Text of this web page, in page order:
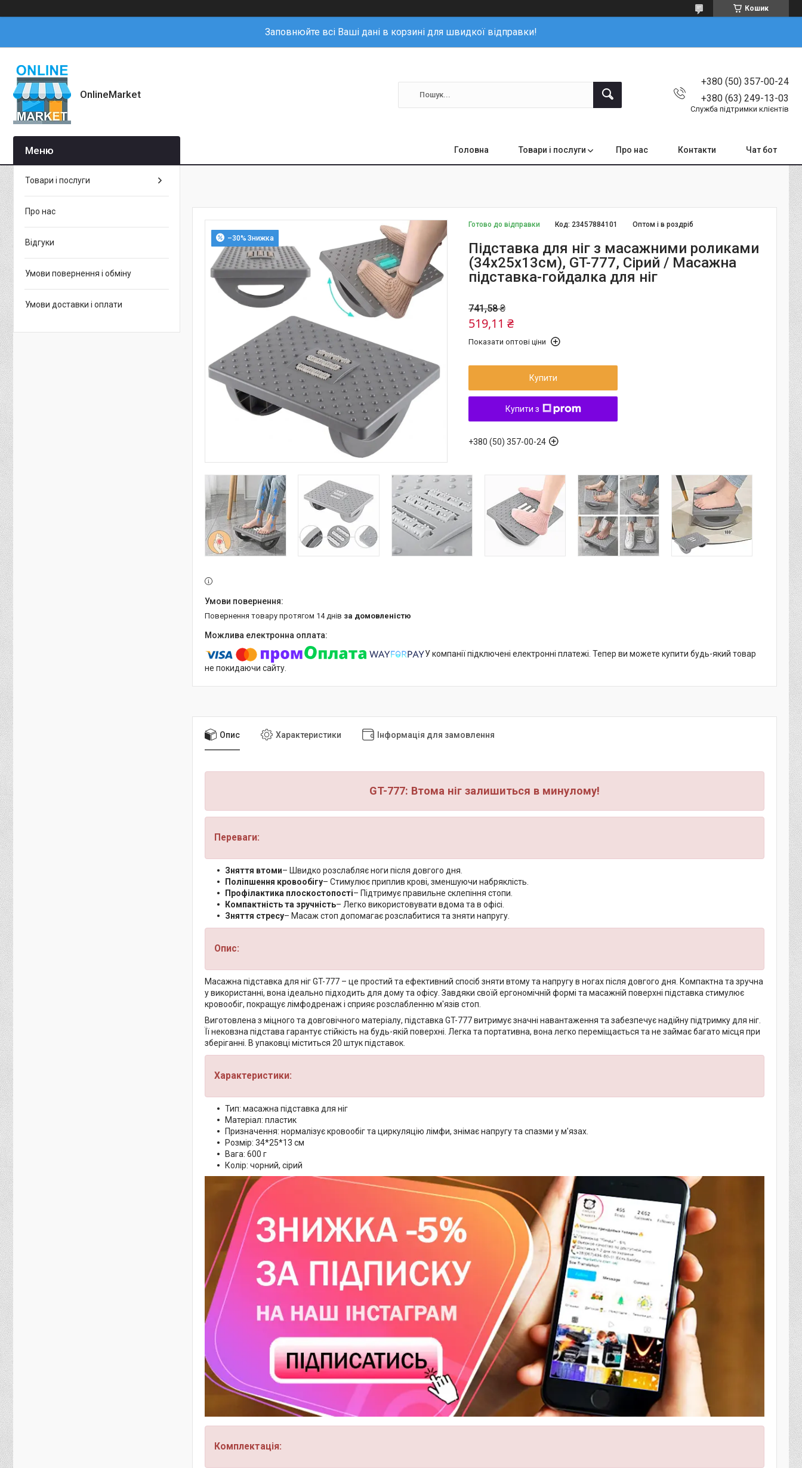
Кошик
Заповнюйте всі Ваші дані в корзині для швидкої відправки!
OnlineMarket
+380 (50) 357-00-24
+380 (63) 249-13-03
Служба підтримки клієнтів
Головна Товари і послуги Про нас Контакти Чат бот
–30%
Готово до відправки Оптом і в роздріб
Код: 23457884101
Підставка для ніг з масажними роликами
(34х25х13см), GT-777, Сірий / Масажна
підставка-гойдалка для ніг
741,58 ₴
519,11 ₴
Показати оптові ціни
Купити
Купити з
+380 (50) 357-00-24
повернення товару протягом 14 днів за домовленістю
У компанії підключені електронні платежі. Тепер ви можете купити будь-який товар
не покидаючи сайту.
Опис Характеристики Інформація для замовлення
GT-777: Втома ніг залишиться в минулому!
Переваги:
Зняття втоми– Швидко розслабляє ноги після довгого дня.
Поліпшення кровообігу– Стимулює приплив крові, зменшуючи набряклість.
Профілактика плоскостопості– Підтримує правильне склепіння стопи.
Компактність та зручність– Легко використовувати вдома та в офісі.
Зняття стресу– Масаж стоп допомагає розслабитися та зняти напругу.
Опис:
Масажна підставка для ніг GT-777 – це простий та ефективний спосіб зняти втому та напругу в ногах після довгого дня. Компактна та зручна
у використанні, вона ідеально підходить для дому та офісу. Завдяки своїй ергономічній формі та масажній поверхні підставка стимулює
кровообіг, покращує лімфодренаж і сприяє розслабленню м'язів стоп.
Виготовлена з міцного та довговічного матеріалу, підставка GT-777 витримує значні навантаження та забезпечує надійну підтримку для ніг.
Її нековзна підстава гарантує стійкість на будь-якій поверхні. Легка та портативна, вона легко переміщається та не займає багато місця при
зберіганні. В упаковці міститься 20 штук підставок.
Характеристики:
Тип: масажна підставка для ніг
Матеріал: пластик
Призначення: нормалізує кровообіг та циркуляцію лімфи, знімає напругу та спазми у м'язах.
Розмір: 34*25*13 см
Вага: 600 г
Колір: чорний, сірий
Комплектація:
Товари і послуги
Про нас
Відгуки
Умови повернення і обміну
Умови доставки і оплати